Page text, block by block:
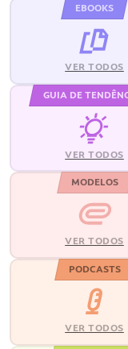
EBOOKS
VER TODOS
GUIA DE
VER TODOS
MODELOS
VER TODOS
PODCASTS
VER TODOS